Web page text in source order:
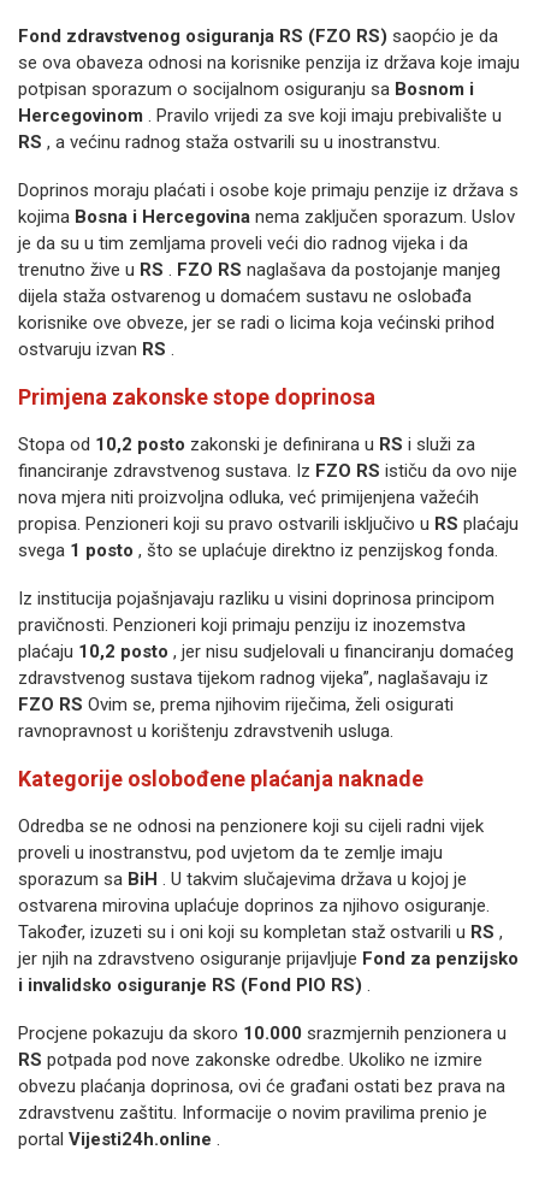
Fond zdravstvenog osiguranja RS (FZO RS) saopćio je da
se ova obaveza odnosi na korisnike penzija iz država koje imaju
potpisan sporazum o socijalnom osiguranju sa Bosnom i
Hercegovinom . Pravilo vrijedi za sve koji imaju prebivalište u
RS , a većinu radnog staža ostvarili su u inostranstvu.
Doprinos moraju plaćati i osobe koje primaju penzije iz država s
kojima Bosna i Hercegovina nema zaključen sporazum. Uslov
je da su u tim zemljama proveli veći dio radnog vijeka i da
trenutno žive u RS . FZO RS naglašava da postojanje manjeg
dijela staža ostvarenog u domaćem sustavu ne oslobađa
korisnike ove obveze, jer se radi o licima koja većinski prihod
ostvaruju izvan RS .
Primjena zakonske stope doprinosa
Stopa od 10,2 posto zakonski je definirana u RS i služi za
financiranje zdravstvenog sustava. Iz FZO RS ističu da ovo nije
nova mjera niti proizvoljna odluka, već primijenjena važećih
propisa. Penzioneri koji su pravo ostvarili isključivo u RS plaćaju
svega 1 posto , što se uplaćuje direktno iz penzijskog fonda.
Iz institucija pojašnjavaju razliku u visini doprinosa principom
pravičnosti. Penzioneri koji primaju penziju iz inozemstva
plaćaju 10,2 posto , jer nisu sudjelovali u financiranju domaćeg
zdravstvenog sustava tijekom radnog vijeka”, naglašavaju iz
FZO RS Ovim se, prema njihovim riječima, želi osigurati
ravnopravnost u korištenju zdravstvenih usluga.
Kategorije oslobođene plaćanja naknade
Odredba se ne odnosi na penzionere koji su cijeli radni vijek
proveli u inostranstvu, pod uvjetom da te zemlje imaju
sporazum sa BiH . U takvim slučajevima država u kojoj je
ostvarena mirovina uplaćuje doprinos za njihovo osiguranje.
Također, izuzeti su i oni koji su kompletan staž ostvarili u RS ,
jer njih na zdravstveno osiguranje prijavljuje Fond za penzijsko
i invalidsko osiguranje RS (Fond PIO RS) .
Procjene pokazuju da skoro 10.000 srazmjernih penzionera u
RS potpada pod nove zakonske odredbe. Ukoliko ne izmire
obvezu plaćanja doprinosa, ovi će građani ostati bez prava na
zdravstvenu zaštitu. Informacije o novim pravilima prenio je
portal Vijesti24h.online .